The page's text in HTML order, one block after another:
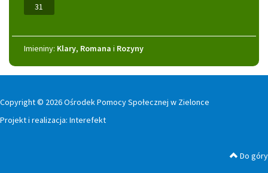
31
Imieniny
Imieniny: Klary, Romana i Rozyny
Copyright © 2026 Ośrodek Pomocy Społecznej w Zielonce
Projekt i realizacja: Interefekt
Do góry